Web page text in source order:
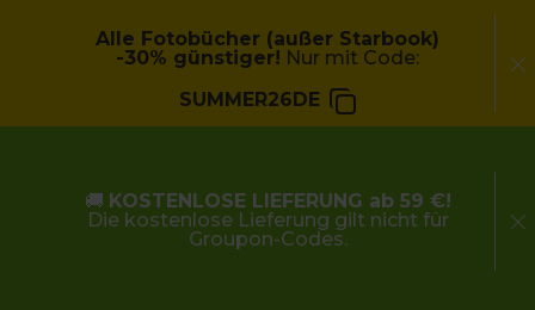
Alle Fotobücher (außer Starbook)
-30% günstiger! Nur mit Code:
SUMMER26DE
🚚 KOSTENLOSE LIEFERUNG ab 59 €!
Die kostenlose Lieferung gilt nicht für
Groupon-Codes.